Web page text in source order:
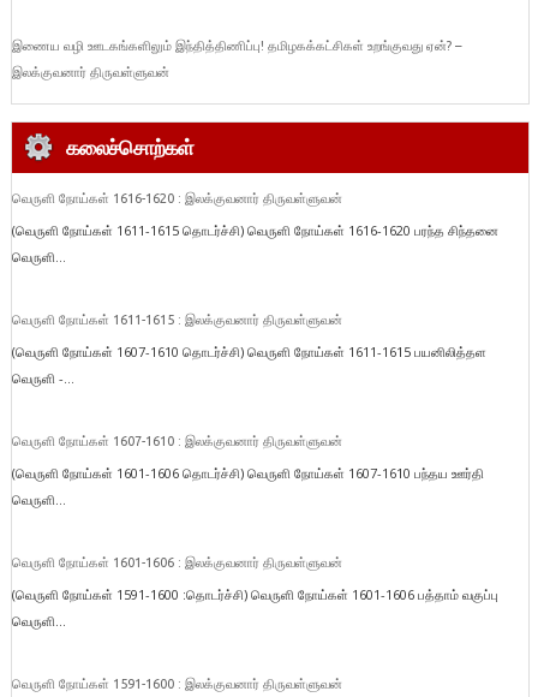
இணைய வழி ஊடகங்களிலும் இந்தித்திணிப்பு! தமிழகக்கட்சிகள் உறங்குவது ஏன்? –
இலக்குவனார் திருவள்ளுவன்
கலைச்சொற்கள்
வெருளி நோய்கள் 1616-1620 : இலக்குவனார் திருவள்ளுவன்
(வெருளி நோய்கள் 1611-1615 தொடர்ச்சி) வெருளி நோய்கள் 1616-1620 பரந்த சிந்தனை
வெருளி...
வெருளி நோய்கள் 1611-1615 : இலக்குவனார் திருவள்ளுவன்
(வெருளி நோய்கள் 1607-1610 தொடர்ச்சி) வெருளி நோய்கள் 1611-1615 பயனிலித்தள
வெருளி -...
வெருளி நோய்கள் 1607-1610 : இலக்குவனார் திருவள்ளுவன்
(வெருளி நோய்கள் 1601-1606 தொடர்ச்சி) வெருளி நோய்கள் 1607-1610 பந்தய ஊர்தி
வெருளி...
வெருளி நோய்கள் 1601-1606 : இலக்குவனார் திருவள்ளுவன்
(வெருளி நோய்கள் 1591-1600 :தொடர்ச்சி) வெருளி நோய்கள் 1601-1606 பத்தாம் வகுப்பு
வெருளி...
வெருளி நோய்கள் 1591-1600 : இலக்குவனார் திருவள்ளுவன்